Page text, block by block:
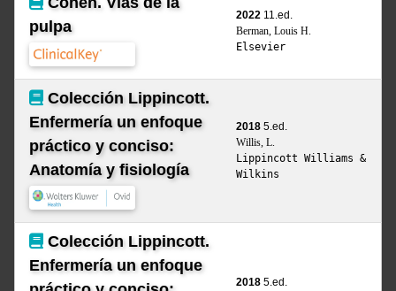
pulpa
2022 11.ed.
Berman, Louis H.
Elsevier
Colección Lippincott.
Enfermería un enfoque
práctico y conciso:
Anatomía y fisiología
2018 5.ed.
Willis, L.
Lippincott Williams &
Wilkins
Colección Lippincott.
Enfermería un enfoque
2018 5.ed.